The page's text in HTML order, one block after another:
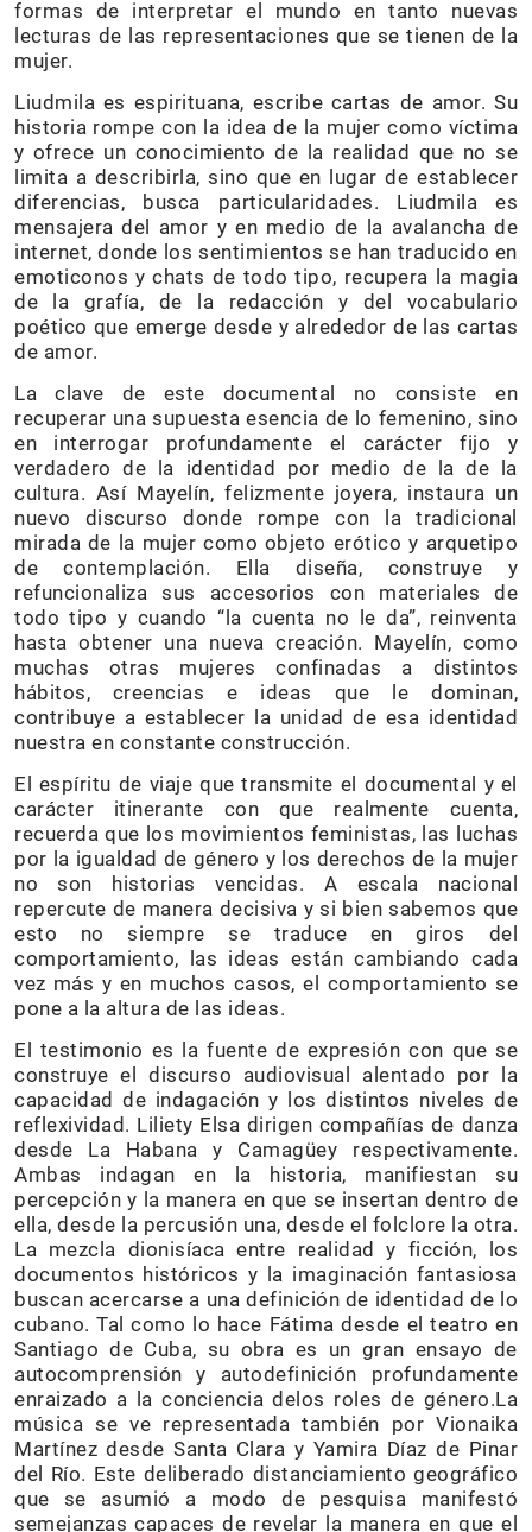
formas de interpretar el mundo en tanto nuevas
lecturas de las representaciones que se tienen de la
mujer.
Liudmila es espirituana, escribe cartas de amor. Su
historia rompe con la idea de la mujer como víctima
y ofrece un conocimiento de la realidad que no se
limita a describirla, sino que en lugar de establecer
diferencias, busca particularidades. Liudmila es
mensajera del amor y en medio de la avalancha de
internet, donde los sentimientos se han traducido en
emoticonos y chats de todo tipo, recupera la magia
de la grafía, de la redacción y del vocabulario
poético que emerge desde y alrededor de las cartas
de amor.
La clave de este documental no consiste en
recuperar una supuesta esencia de lo femenino, sino
en interrogar profundamente el carácter fijo y
verdadero de la identidad por medio de la de la
cultura. Así Mayelín, felizmente joyera, instaura un
nuevo discurso donde rompe con la tradicional
mirada de la mujer como objeto erótico y arquetipo
de contemplación. Ella diseña, construye y
refuncionaliza sus accesorios con materiales de
todo tipo y cuando “la cuenta no le da”, reinventa
hasta obtener una nueva creación. Mayelín, como
muchas otras mujeres confinadas a distintos
hábitos, creencias e ideas que le dominan,
contribuye a establecer la unidad de esa identidad
nuestra en constante construcción.
El espíritu de viaje que transmite el documental y el
carácter itinerante con que realmente cuenta,
recuerda que los movimientos feministas, las luchas
por la igualdad de género y los derechos de la mujer
no son historias vencidas. A escala nacional
repercute de manera decisiva y si bien sabemos que
esto no siempre se traduce en giros del
comportamiento, las ideas están cambiando cada
vez más y en muchos casos, el comportamiento se
pone a la altura de las ideas.
El testimonio es la fuente de expresión con que se
construye el discurso audiovisual alentado por la
capacidad de indagación y los distintos niveles de
reflexividad. Liliety Elsa dirigen compañías de danza
desde La Habana y Camagüey respectivamente.
Ambas indagan en la historia, manifiestan su
percepción y la manera en que se insertan dentro de
ella, desde la percusión una, desde el folclore la otra.
La mezcla dionisíaca entre realidad y ficción, los
documentos históricos y la imaginación fantasiosa
buscan acercarse a una definición de identidad de lo
cubano. Tal como lo hace Fátima desde el teatro en
Santiago de Cuba, su obra es un gran ensayo de
autocomprensión y autodefinición profundamente
enraizado a la conciencia delos roles de género.La
música se ve representada también por Vionaika
Martínez desde Santa Clara y Yamira Díaz de Pinar
del Río. Este deliberado distanciamiento geográfico
que se asumió a modo de pesquisa manifestó
semejanzas capaces de revelar la manera en que el